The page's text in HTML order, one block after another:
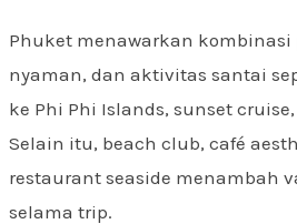
Phuket menawarkan kombinasi
nyaman, dan aktivitas santai
ke Phi Phi Islands, sunset
Selain itu, beach club, café
restaurant seaside menambah
selama trip.